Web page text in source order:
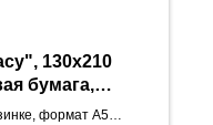
130х210
бумага,
на
формат А5, в